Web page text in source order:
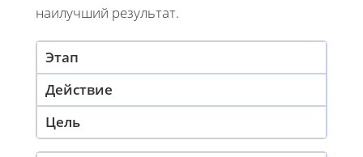
наилучший результат.
Этап
Действие
Цель